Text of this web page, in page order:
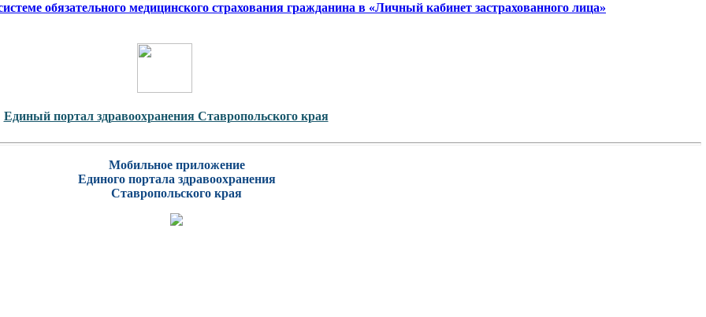
обязательного медицинского страхования гражданина в «Личный кабинет застрахованного лица»
Единый портал здравоохранения Ставропольского края
Мобильное приложение
Единого портала здравоохранения
Ставропольского края